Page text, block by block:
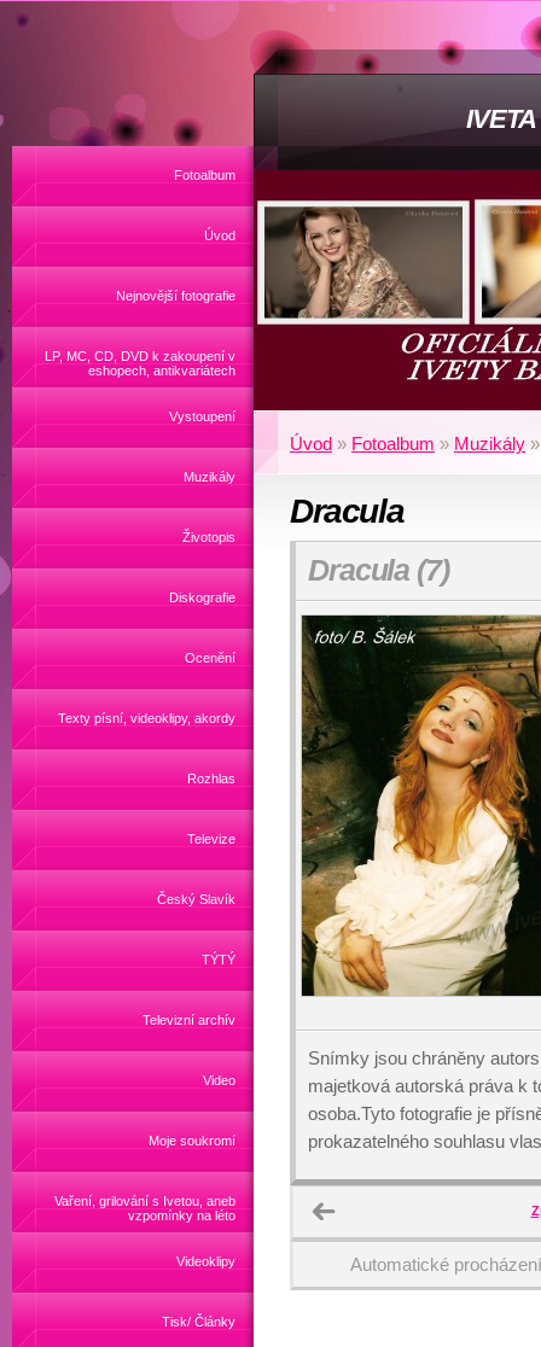
Fotoalbum
Úvod
Nejnovější fotografie
LP, MC, CD, DVD k zakoupení v
eshopech, antikvariátech
Vystoupení
Muzikály
Životopis
Diskografie
Ocenění
Texty písní, videoklipy, akordy
Rozhlas
Televize
Český Slavík
TÝTÝ
Televizní archív
Video
Moje soukromí
Vaření, grilování s Ivetou, aneb
vzpomínky na léto
Videoklipy
Tisk/ Články
Úvod » Fotoalbum » Muzikály
Dracula
Dracula (7)
Snímky jsou chráněny
majetková autorská práva k
osoba.Tyto fotografie je
prokazatelného souhlasu
Automatické